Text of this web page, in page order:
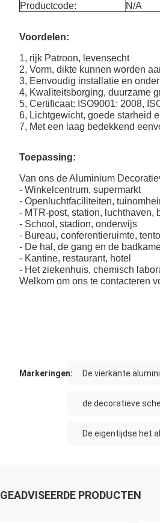
Productcode:
N/A
Voordelen:
1, rijk Patroon, levensecht
2, Vorm, dikte kunnen worden
3, Eenvoudig installatie en
4, Kwaliteitsborging, duurzame
5, Certificaat: ISO9001: 2008,
6, Lichtgewicht, goede starheid
7, Met een laag bedekkend
Toepassing:
Van ons de Aluminium
- Winkelcentrum, supermarkt
- Openluchtfaciliteiten,
- MTR-post, station, luchthaven,
- School, stadion, onderwijs
- Bureau, conferentieruimte,
- De hal, de gang en de
- Kantine, restaurant, hotel
- Het ziekenhuis, chemisch
Welkom om ons te contacteren
Markeringen: De vierkante
de decoratieve
De eigentijdse het
GEADVISEERDE PRODUCTEN